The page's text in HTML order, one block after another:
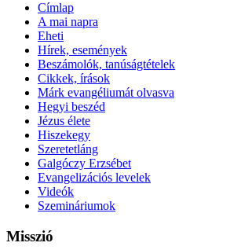
Címlap
A mai napra
Eheti
Hírek, események
Beszámolók, tanúságtételek
Cikkek, írások
Márk evangéliumát olvasva
Hegyi beszéd
Jézus élete
Hiszekegy
Szeretetláng
Galgóczy Erzsébet
Evangelizációs levelek
Videók
Szemináriumok
Misszió